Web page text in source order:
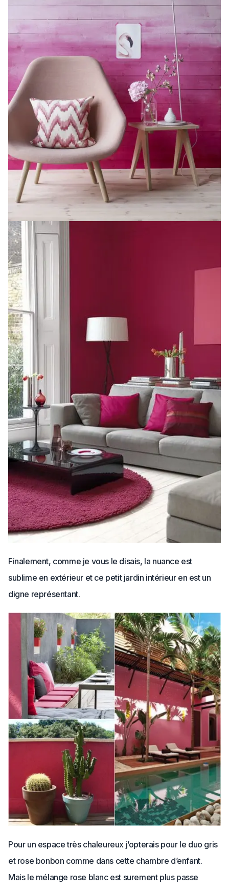
Finalement, comme je vous le disais, la nuance est
sublime en extérieur et ce petit jardin intérieur en est un
digne représentant.
Pour un espace très chaleureux j’opterais pour le duo gris
et rose bonbon comme dans cette chambre d’enfant.
Mais le mélange rose blanc est surement plus passe